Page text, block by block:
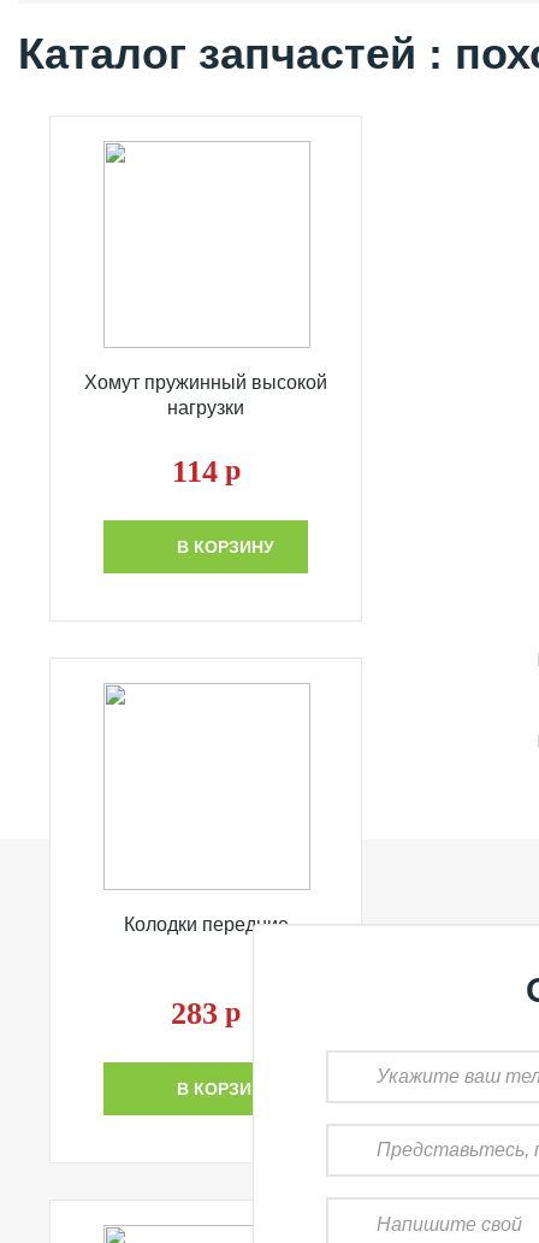
Каталог запчастей :
Хомут пружинный высокой
нагрузки
114р
В КОРЗИНУ
Колодки передние
283 р
В КОРЗИНУ